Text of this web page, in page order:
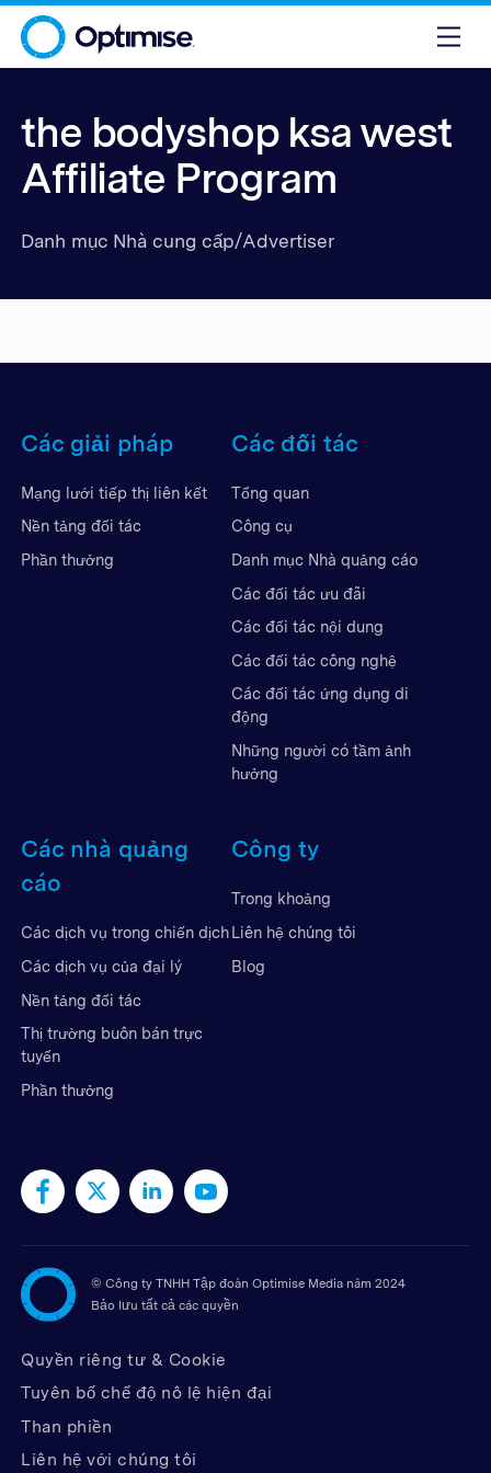
the bodyshop ksa west
Affiliate Program
Danh mục Nhà cung cấp/Advertiser
Các giải pháp
Mạng lưới tiếp thị liên kết
Nền tảng đối tác
Phần thưởng
Các đối tác
Tổng quan
Công cụ
Danh mục Nhà quảng cáo
Các đối tác ưu đãi
Các đối tác nội dung
Các đối tác công nghệ
Các đối tác ứng dụng di
động
Những người có tầm ảnh
hưởng
Các nhà quảng
cáo
Các dịch vụ trong chiến dịch
Các dịch vụ của đại lý
Nền tảng đối tác
Thị trường buôn bán trực
tuyến
Phần thưởng
Công ty
Trong khoảng
Liên hệ chúng tôi
Blog
© Công ty TNHH Tập đoàn Optimise Media năm 2024
Bảo lưu tất cả các quyền
Quyền riêng tư & Cookie
Tuyên bố chế độ nô lệ hiện đại
Than phiền
Liên hệ với chúng tôi